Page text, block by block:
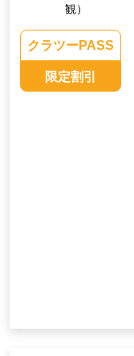
観）
クラツーPASS
限定割引